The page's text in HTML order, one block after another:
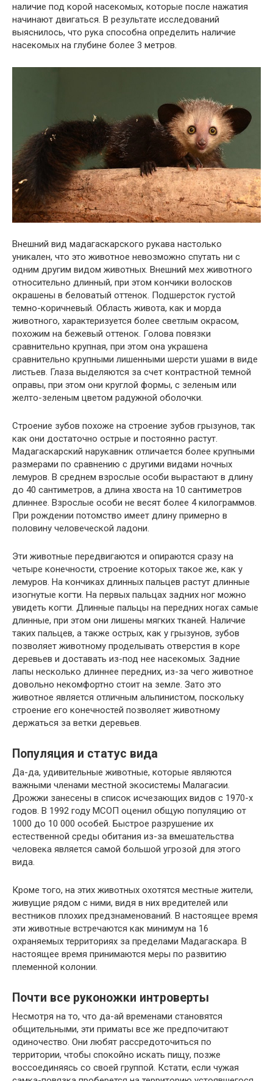
наличие под корой насекомых, которые после нажатия
начинают двигаться. В результате исследований
выяснилось, что рука способна определить наличие
насекомых на глубине более 3 метров.
Внешний вид мадагаскарского рукава настолько
уникален, что это животное невозможно спутать ни с
одним другим видом животных. Внешний мех животного
относительно длинный, при этом кончики волосков
окрашены в беловатый оттенок. Подшерсток густой
темно-коричневый. Область живота, как и морда
животного, характеризуется более светлым окрасом,
похожим на бежевый оттенок. Голова повязки
сравнительно крупная, при этом она украшена
сравнительно крупными лишенными шерсти ушами в виде
листьев. Глаза выделяются за счет контрастной темной
оправы, при этом они круглой формы, с зеленым или
желто-зеленым цветом радужной оболочки.
Строение зубов похоже на строение зубов грызунов, так
как они достаточно острые и постоянно растут.
Мадагаскарский нарукавник отличается более крупными
размерами по сравнению с другими видами ночных
лемуров. В среднем взрослые особи вырастают в длину
до 40 сантиметров, а длина хвоста на 10 сантиметров
длиннее. Взрослые особи не весят более 4 килограммов.
При рождении потомство имеет длину примерно в
половину человеческой ладони.
Эти животные передвигаются и опираются сразу на
четыре конечности, строение которых такое же, как у
лемуров. На кончиках длинных пальцев растут длинные
изогнутые когти. На первых пальцах задних ног можно
увидеть когти. Длинные пальцы на передних ногах самые
длинные, при этом они лишены мягких тканей. Наличие
таких пальцев, а также острых, как у грызунов, зубов
позволяет животному проделывать отверстия в коре
деревьев и доставать из-под нее насекомых. Задние
лапы несколько длиннее передних, из-за чего животное
довольно некомфортно стоит на земле. Зато это
животное является отличным альпинистом, поскольку
строение его конечностей позволяет животному
держаться за ветки деревьев.
Популяция и статус вида
Да-да, удивительные животные, которые являются
важными членами местной экосистемы Малагасии.
Дрожжи занесены в список исчезающих видов с 1970-х
годов. В 1992 году МСОП оценил общую популяцию от
1000 до 10 000 особей. Быстрое разрушение их
естественной среды обитания из-за вмешательства
человека является самой большой угрозой для этого
вида.
Кроме того, на этих животных охотятся местные жители,
живущие рядом с ними, видя в них вредителей или
вестников плохих предзнаменований. В настоящее время
эти животные встречаются как минимум на 16
охраняемых территориях за пределами Мадагаскара. В
настоящее время принимаются меры по развитию
племенной колонии.
Почти все руконожки интроверты
Несмотря на то, что да-ай временами становятся
общительными, эти приматы все же предпочитают
одиночество. Они любят рассредоточиться по
территории, чтобы спокойно искать пищу, позже
воссоединяясь со своей группой. Кстати, если чужая